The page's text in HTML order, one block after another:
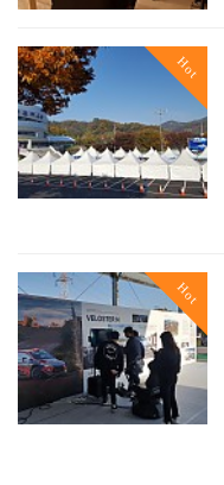
Hot
Hot